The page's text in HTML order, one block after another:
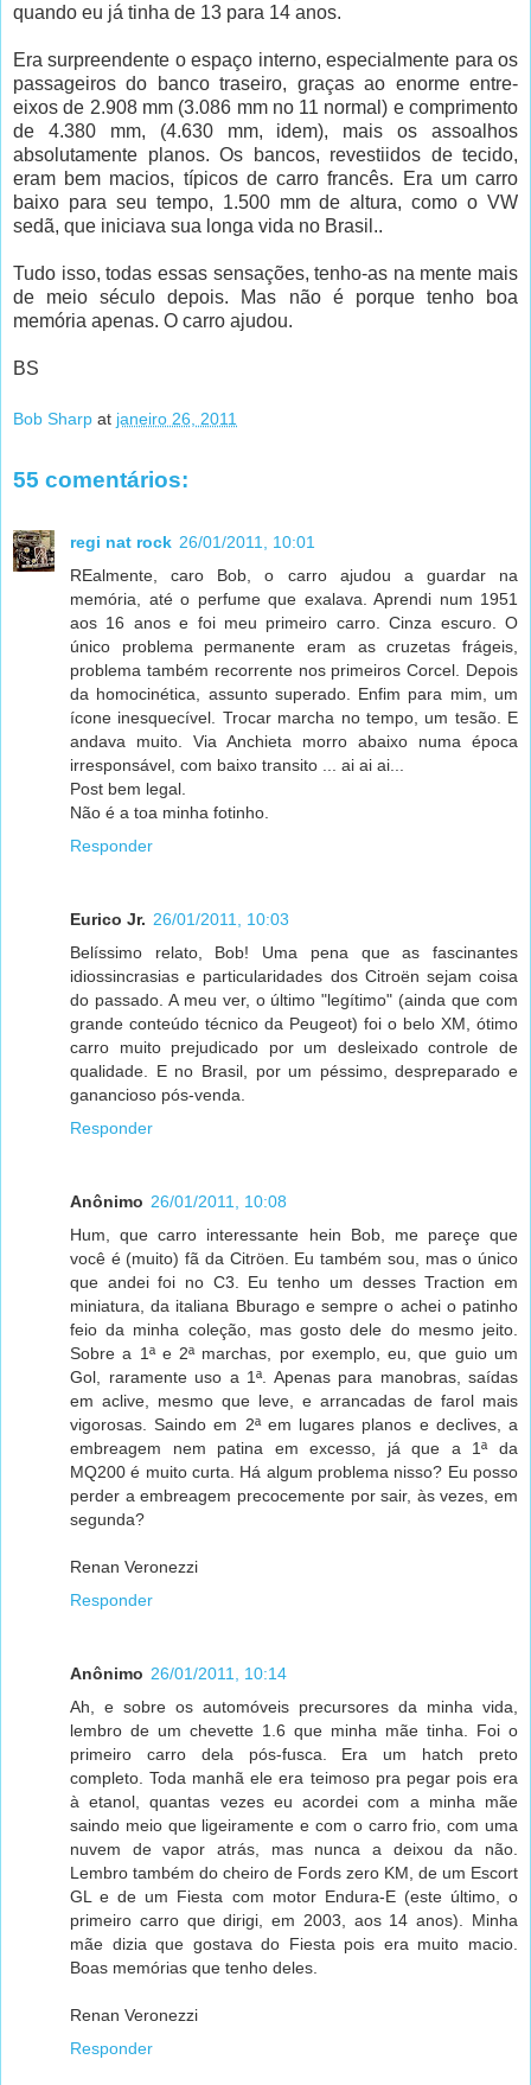
quando eu já tinha de 13 para 14 anos.
Era surpreendente o espaço interno, especialmente para os
passageiros do banco traseiro, graças ao enorme entre-
eixos de 2.908 mm (3.086 mm no 11 normal) e comprimento
de 4.380 mm, (4.630 mm, idem), mais os assoalhos
absolutamente planos. Os bancos, revestiidos de tecido,
eram bem macios, típicos de carro francês. Era um carro
baixo para seu tempo, 1.500 mm de altura, como o VW
sedã, que iniciava sua longa vida no Brasil..
Tudo isso, todas essas sensações, tenho-as na mente mais
de meio século depois. Mas não é porque tenho boa
memória apenas. O carro ajudou.
BS
Bob Sharp at janeiro 26, 2011
55 comentários:
regi nat rock 26/01/2011, 10:01
REalmente, caro Bob, o carro ajudou a guardar na
memória, até o perfume que exalava. Aprendi num 1951
aos 16 anos e foi meu primeiro carro. Cinza escuro. O
único problema permanente eram as cruzetas frágeis,
problema também recorrente nos primeiros Corcel. Depois
da homocinética, assunto superado. Enfim para mim, um
ícone inesquecível. Trocar marcha no tempo, um tesão. E
andava muito. Via Anchieta morro abaixo numa época
irresponsável, com baixo transito ... ai ai ai...
Post bem legal.
Não é a toa minha fotinho.
Responder
Eurico Jr. 26/01/2011, 10:03
Belíssimo relato, Bob! Uma pena que as fascinantes
idiossincrasias e particularidades dos Citroën sejam coisa
do passado. A meu ver, o último "legítimo" (ainda que com
grande conteúdo técnico da Peugeot) foi o belo XM, ótimo
carro muito prejudicado por um desleixado controle de
qualidade. E no Brasil, por um péssimo, despreparado e
ganancioso pós-venda.
Responder
Anônimo 26/01/2011, 10:08
Hum, que carro interessante hein Bob, me pareçe que
você é (muito) fã da Citröen. Eu também sou, mas o único
que andei foi no C3. Eu tenho um desses Traction em
miniatura, da italiana Bburago e sempre o achei o patinho
feio da minha coleção, mas gosto dele do mesmo jeito.
Sobre a 1ª e 2ª marchas, por exemplo, eu, que guio um
Gol, raramente uso a 1ª. Apenas para manobras, saídas
em aclive, mesmo que leve, e arrancadas de farol mais
vigorosas. Saindo em 2ª em lugares planos e declives, a
embreagem nem patina em excesso, já que a 1ª da
MQ200 é muito curta. Há algum problema nisso? Eu posso
perder a embreagem precocemente por sair, às vezes, em
segunda?
Renan Veronezzi
Responder
Anônimo 26/01/2011, 10:14
Ah, e sobre os automóveis precursores da minha vida,
lembro de um chevette 1.6 que minha mãe tinha. Foi o
primeiro carro dela pós-fusca. Era um hatch preto
completo. Toda manhã ele era teimoso pra pegar pois era
à etanol, quantas vezes eu acordei com a minha mãe
saindo meio que ligeiramente e com o carro frio, com uma
nuvem de vapor atrás, mas nunca a deixou da não.
Lembro também do cheiro de Fords zero KM, de um Escort
GL e de um Fiesta com motor Endura-E (este último, o
primeiro carro que dirigi, em 2003, aos 14 anos). Minha
mãe dizia que gostava do Fiesta pois era muito macio.
Boas memórias que tenho deles.
Renan Veronezzi
Responder